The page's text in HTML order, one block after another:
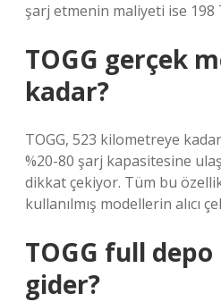
şarj etmenin maliyeti ise 198
TOGG gerçek
kadar?
TOGG, 523 kilometreye
%20-80 şarj kapasitesine
dikkat çekiyor. Tüm bu
kullanılmış modellerin alıcı
TOGG full
gider?